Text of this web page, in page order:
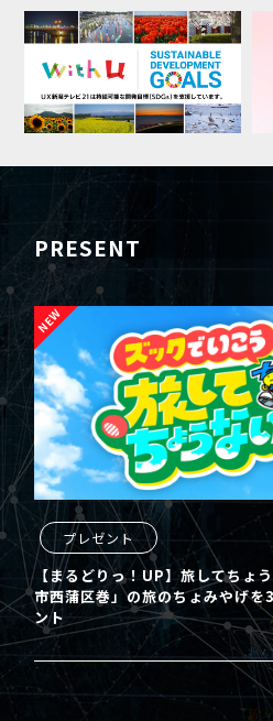
PRESENT
プレゼント
【まるどりっ！UP】旅してちょ
市西蒲区巻」の旅のちょみやげを
ント